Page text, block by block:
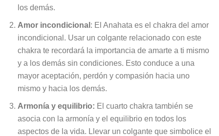
los demás.
Amor incondicional: El Anahata es el chakra del amor
incondicional. Usar un colgante relacionado con este
chakra te recordará la importancia de amarte a ti mismo
y a los demás sin condiciones. Esto conduce a una
mayor aceptación, perdón y compasión hacia uno
mismo y hacia los demás.
Armonía y equilibrio: El cuarto chakra también se
asocia con la armonía y el equilibrio en todos los
aspectos de la vida. Llevar un colgante que simbolice el